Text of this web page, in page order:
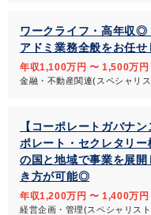
ワークライフ・高年収◎
アドミ業務全般をお任せ
年収1,100万円 〜 1,500万円
金融・不動産関連(スペシャリ
【コーポレートガバナ
ポレート・セクレタリ
の国と地域で事業を展
き方が可能◎
年収1,200万円 〜 1,400万円
経営企画・管理(スペシャリス